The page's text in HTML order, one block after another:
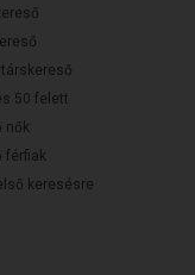
50 felett
nők
férfiak
keresésre